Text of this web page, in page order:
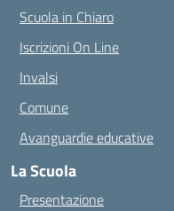
Scuola in Chiaro
Iscrizioni On Line
Invalsi
Comune
Avanguardie educative
La Scuola
Presentazione